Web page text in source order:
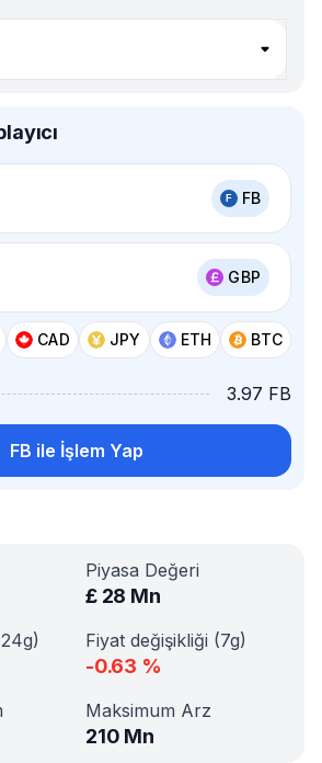
FB
GBP
CAD JPY ETH BTC
3.97 FB
FB ile İşlem Yap
Piyasa Değeri
£ 28 Mn
Fiyat değişikliği (7g)
-0.63 %
Maksimum Arz
210 Mn